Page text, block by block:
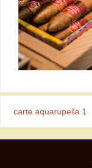
carte aquarupella 1